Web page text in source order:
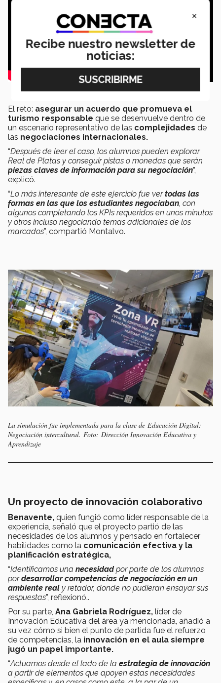
El reto: asegurar un acuerdo que promueva el
turismo responsable que se desenvuelve dentro de
un escenario representativo de las complejidades de
las negociaciones internacionales.
“Después de leer el caso, los alumnos pueden explorar
Real de Platas y conseguir pistas o monedas que serán
piezas claves de información para su negociación”,
explicó.
“Lo más interesante de este ejercicio fue vertodas las
formas en las que los estudiantes negociaban , con
algunos completando los KPIs requeridos en unos minutos
y otros incluso negociando temas adicionales de los
marcados”, compartió Montalvo.
La simulación fue implementada para la clase de Educación Digital:
Negociación intercultural. Foto: Dirección Innovación Educativa y
Aprendizaje
Un proyecto de innovación colaborativo
Benavente, quien fungió como líder responsable de la
experiencia, señaló que el proyecto partió de las
necesidades de los alumnos y pensado en fortalecer
habilidades como la comunicación efectiva y la
planificación estratégica,
“Identificamos una necesidadpor parte de los alumnos
pordesarrollar competencias de negociación en un
ambiente real y retador, donde no pudieran ensayar sus
respuestas”, reflexionó..
Por su parte, Ana Gabriela Rodríguez, líder de
Innovación Educativa del área ya mencionada, añadió a
su vez cómo si bien el punto de partida fue el refuerzo
de competencias, la innovación en el aula siempre
jugó un papel importante.
“Actuamos desde el lado de la estrategia de innovación
a partir de elementos que apoyen estas necesidades
×
Recibe nuestro newsletter de
noticias: